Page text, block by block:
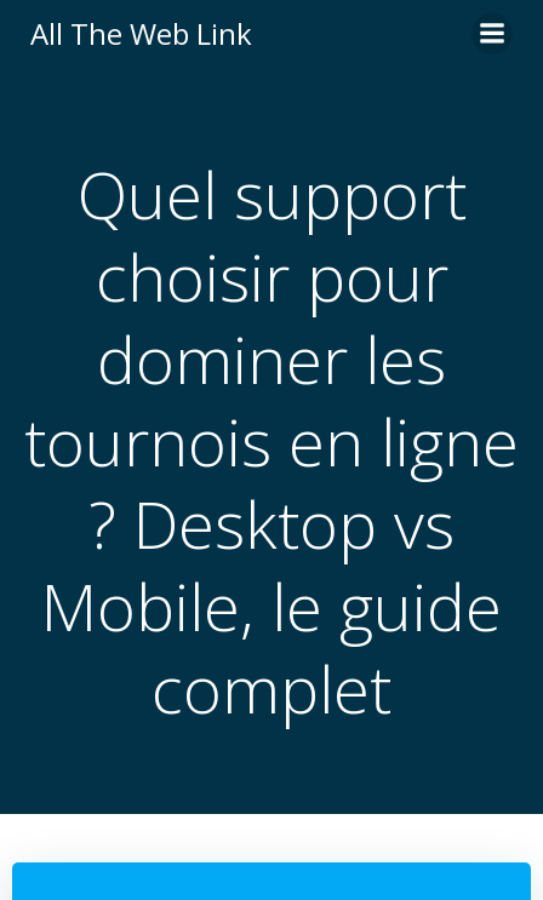
All The Web Link
Quel support
choisir pour
dominer les
tournois en ligne
? Desktop vs
Mobile, le guide
complet